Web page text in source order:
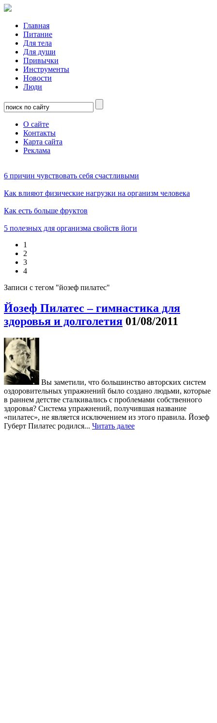
Главная
Питание
Для тела
Для души
Привычки
Инструменты
Новости
Люди
О сайте
Контакты
Карта сайта
Реклама
6 причин чувствовать себя счастливыми
Как влияют физические нагрузки на организм человека
Как есть больше фруктов
5 полезных для организма свойств йоги
1
2
3
4
Записи с тегом "йозеф пилатес"
Йозеф Пилатес – гимнастика для
здоровья и долголетия 01/08/2011
Вы заметили, что большинство авторских систем
оздоровительных упражнений было создано людьми, которые
в раннем детстве сталкивались с проблемами собственного
здоровья? Система упражнений, получившая название
«пилатес», не является исключением из этого правила. Йозеф
Губерт Пилатес родился... Читать далее